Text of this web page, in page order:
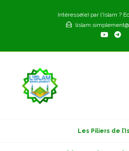
Intéressé(e) par l'Islam ?
Les Piliers de